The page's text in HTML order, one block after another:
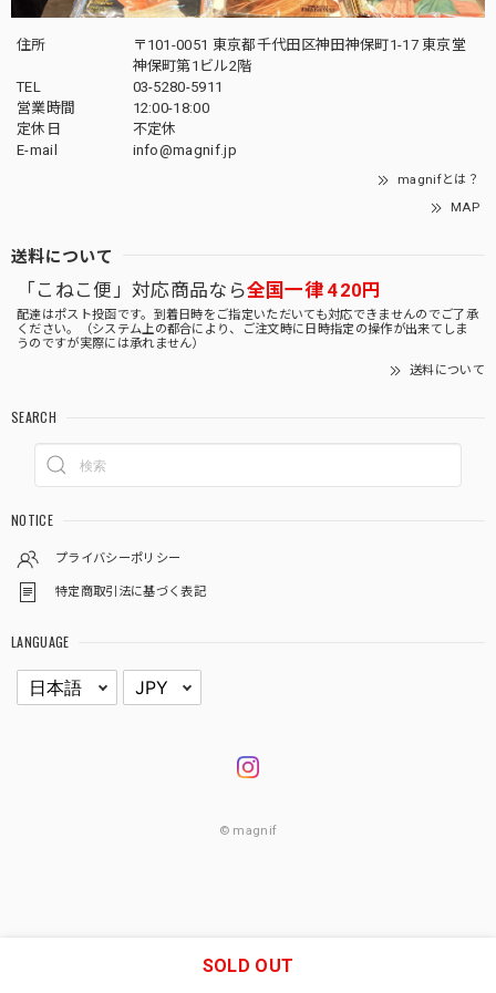
住所
〒101-0051 東京都千代田区神田神保町1-17 東京堂
神保町第1ビル2階
TEL
03-5280-5911
営業時間
12:00-18:00
定休日
不定休
E-mail
info@magnif.jp
magnifとは？
MAP
送料について
「こねこ便」対応商品なら全国一律 420円
配達はポスト投函です。到着日時をご指定いただいても対応できませんのでご了承
ください。（システム上の都合により、ご注文時に日時指定の操作が出来てしま
うのですが実際には承れません）
送料について
SEARCH
NOTICE
プライバシーポリシー
特定商取引法に基づく表記
LANGUAGE
© magnif
SOLD OUT